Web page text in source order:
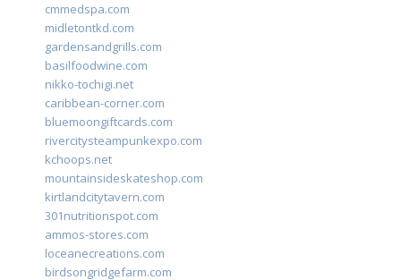
cmmedspa.com
midletontkd.com
gardensandgrills.com
basilfoodwine.com
nikko-tochigi.net
caribbean-corner.com
bluemoongiftcards.com
rivercitysteampunkexpo.com
kchoops.net
mountainsideskateshop.com
kirtlandcitytavern.com
301nutritionspot.com
ammos-stores.com
loceanecreations.com
birdsongridgefarm.com